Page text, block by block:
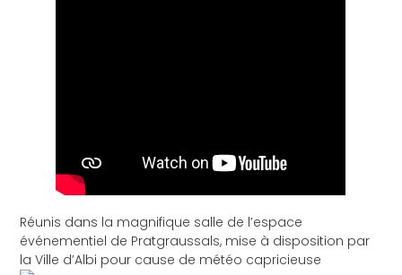
Réunis dans la magnifique salle de l’espace
événementiel de Pratgraussals, mise à disposition par
la Ville d’Albi pour cause de météo capricieuse